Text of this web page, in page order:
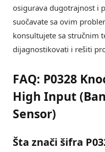
osigurava dugotrajnost i
suočavate sa ovim
konsultujete sa stručnim
dijagnostikovati i rešiti
FAQ: P0328
High Input
Sensor)
Šta znači šifra